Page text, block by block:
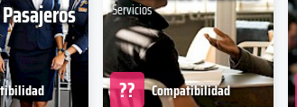
Servicios
Compatibilidad
??